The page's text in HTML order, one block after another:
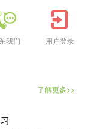
我们 用户登录
了解更多>>